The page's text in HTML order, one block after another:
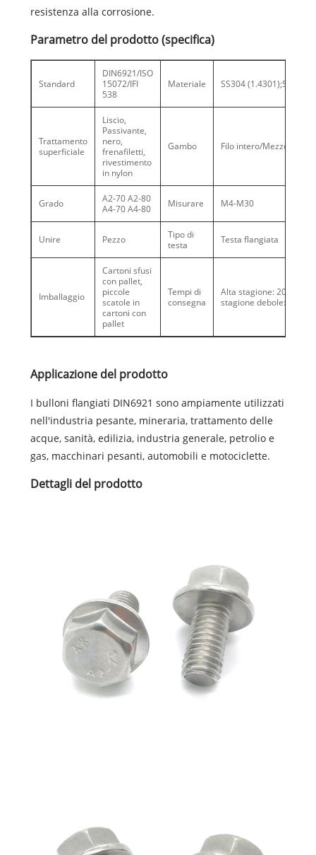
resistenza alla corrosione.
Parametro del prodotto (specifica)
Standard
DIN6921/ISO
15072/IFI
538
Materiale SS304
Trattamento
superficiale
Liscio,
Passivante,
nero,
frenafiletti,
rivestimento
in nylon
Gambo Filo intero/Mezzo filo
Grado
A2-70 A2-80
A4-70 A4-80
Misurare M4-M30
Unire Pezzo
Tipo di
testa
Testa flangiata
Imballaggio
Cartoni sfusi
con pallet,
piccole
scatole in
cartoni con
pallet
Tempi di
consegna
Alta stagione: 20-30
stagione debole: 10-20
Applicazione del prodotto
I bulloni flangiati DIN6921 sono ampiamente utilizzati
nell'industria pesante, mineraria, trattamento delle
acque, sanità, edilizia, industria generale, petrolio e
gas, macchinari pesanti, automobili e motociclette.
Dettagli del prodotto